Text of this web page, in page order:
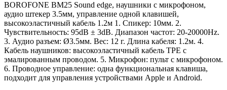
BOROFONE BM25 Sound edge, наушники с микрофоном,
аудио штекер 3.5мм, управление одной клавишей,
высокоэластичный кабель 1.2м 1. Спикер: 10мм. 2.
Чувствительность: 95dB ± 3dB. Диапазон частот: 20-20000Hz.
3. Аудио разъем: Ø3.5мм. Вес: 12 г. Длина кабеля: 1.2м. 4.
Кабель наушников: высокоэластичный кабель TPE с
эмалированным проводом. 5. Микрофон: пульт с микрофоном.
6. Проводное управление: одна функциональная клавиша,
подходит для управления устройствами Apple и Android.